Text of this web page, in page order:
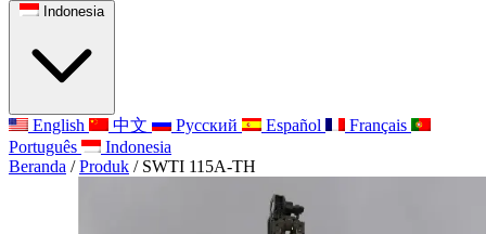
Indonesia
English 中文 Русский Español
Français
Português
Indonesia
Beranda / Produk / SWTI 115A-TH